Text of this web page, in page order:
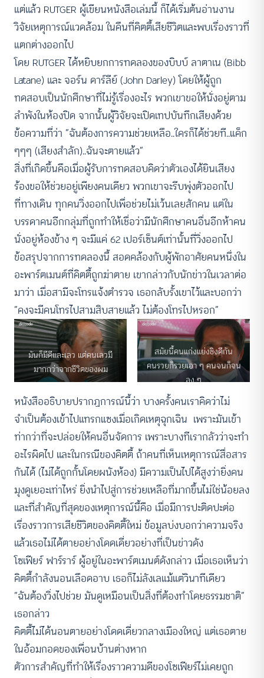
แต่แล้ว RUTGER ผู้เขียนหนังสือเล่มนี้ ก็ได้เริ่มต้นอ่านงาน
วิจัยเหตุการณ์แวดล้อม ในคืนที่คิตตี้เสียชีวิตและพบเรื่องราวที่
แตกต่างออกไป
โดย RUTGER ได้หยิบยกการทดลองของบิบบ์ ลาตาเน (Bibb
Latane) และ จอร์น ดาร์ลีย์ (John Darley) โดยให้ผู้ถูก
ทดสอบเป็นนักศึกษาที่ไม่รู้เรื่องอะไร พวกเขาขอให้นั่งอยู่ตาม
ลำพังในห้องปิด จากนั้นผู้วิจัยจะเปิดเทปบันทึกเสียงด้วย
ข้อความที่ว่า “ฉันต้องการความช่วยเหลือ..ใครก็ได้ช่วยที..แค็ก
ๆๆๆ (เสียงสำลัก)..ฉันจะตายแล้ว”
สิ่งที่เกิดขึ้นคือเมื่อผู้รับการทดสอบคิดว่าตัวเองได้ยินเสียง
ร้องขอให้ช่วยอยู่เพียงคนเดียว พวกเขาจะรีบพุ่งตัวออกไป
ที่ทางเดิน ทุกคนวิ่งออกไปเพื่อช่วยไม่เว้นเลยสักคน แต่ใน
บรรดาคนอีกกลุ่มที่ถูกทำให้เชื่อว่ามีนักศึกษาคนอื่นอีกห้าคน
นั่งอยู่ห้องข้าง ๆ จะมีแค่ 62 เปอร์เซ็นต์เท่านั้นที่วิ่งออกไป
ข้อสรุปจากการทดลองนี้ สอดคล้องกับผู้พักอาศัยคนหนึ่งใน
อะพาร์ตเมนต์ที่คิตตี้ถูกฆ่าตาย เขากล่าวกับนักข่าวในเวลาต่อ
มาว่า เมื่อสามีจะโทรแจ้งตำรวจ เธอกลับรั้งเขาไว้และบอกว่า
“คงจะมีคนโทรไปสามสิบสายแล้ว ไม่ต้องโทรไปหรอก”
มันก็มีดีและเลว แต่คนเลวมี
มากกว่าจากชีวิตของผม
สมัยนี้คนแก่งแย่งชิงดีกัน
คนรวยก็รวยเอา ๆ คนจนก็จน
ลง ๆ
หนังสืออธิบายปรากฏการณ์นี้ว่า บางครั้งคนเราคิดว่าไม่
จำเป็นต้องเข้าไปแทรกแซงเมื่อเกิดเหตุฉุกเฉิน เพราะมันเข้า
ท่ากว่าที่จะปล่อยให้คนอื่นจัดการ เพราะบางทีเรากลัวว่าจะทำ
อะไรผิดไป และในกรณีของคิตตี้ ถ้าคนที่เห็นเหตุการณ์สื่อสาร
กันได้ (ไม่ได้ถูกกั้นโดยผนังห้อง) มีความเป็นไปได้สูงว่ายิ่งคน
มุงดูเยอะเท่าไหร่ ยิ่งนำไปสู่การช่วยเหลือที่มากขึ้นไม่ใช่น้อยลง
และที่สำคัญที่สุดของเหตุการณ์นี้คือ เมื่อมีการปะติดปะต่อ
เรื่องราวการเสียชีวิตของคิตตี้ใหม่ ข้อมูลบ่งบอกว่าความจริง
แล้วเธอไม่ได้ตายอย่างโดดเดี่ยวอย่างที่เป็นข่าวดัง
โซเฟียร์ ฟาร์ราร์ ผู้อยู่ในอะพาร์ตเมนต์ดังกล่าว เมื่อเธอเห็นว่า
คิตตี้กำลังนอนเลือดอาบ เธอก็ไม่ลังเลแม้แต่วินาทีเดียว
“ฉันต้องวิ่งไปช่วย มันดูเหมือนเป็นสิ่งที่ต้องทำโดยธรรมชาติ”
เธอกล่าว
คิตตี้ไม่ได้นอนตายอย่างโดดเดี่ยวกลางเมืองใหญ่ แต่เธอตาย
ในอ้อมกอดของเพื่อนบ้านต่างหาก
ตัวการสำคัญที่ทำให้เรื่องราวความดีของโซเฟียร์ไม่เคยถูก